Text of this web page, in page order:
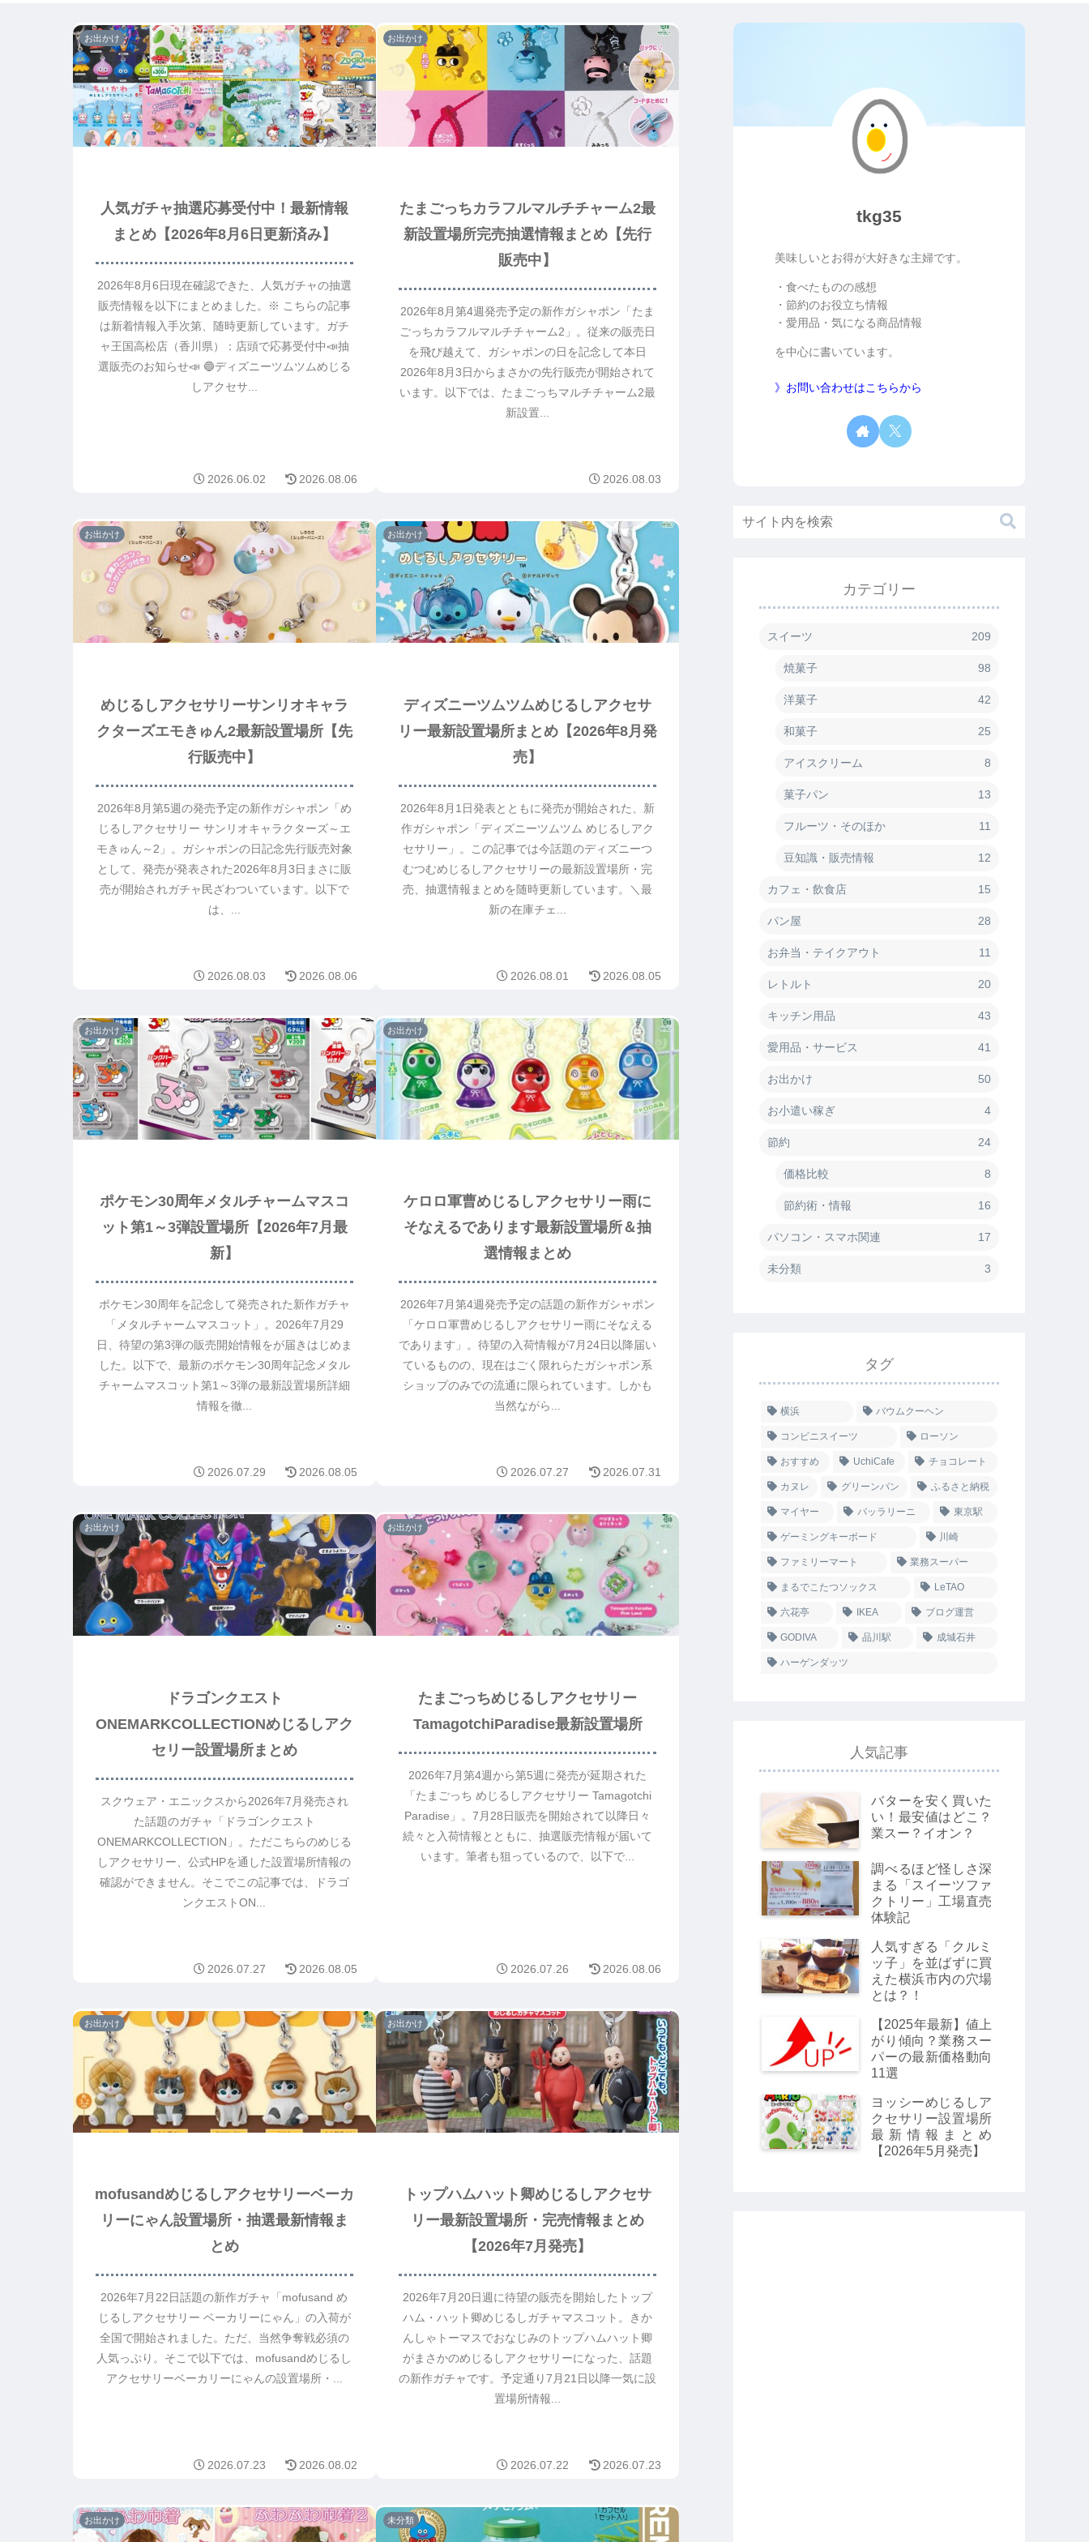
お出かけ
人気ガチャ抽選応募受付中！最新情報
まとめ【2026年8月6日更新済み】
2026年8月6日現在確認できた、人気ガチャの抽選
販売情報を以下にまとめました。※ こちらの記事
は新着情報入手次第、随時更新しています。ガチ
ャ王国高松店（香川県）：店頭で応募受付中📣抽
選販売のお知らせ📣 🔵ディズニーツムツムめじる
しアクセサ...
2026.06.02 2026.08.06
お出かけ
たまごっちカラフルマルチチャーム2最
新設置場所完売抽選情報まとめ【先行
販売中】
2026年8月第4週発売予定の新作ガシャポン「たま
ごっちカラフルマルチチャーム2」。従来の販売日
を飛び越えて、ガシャポンの日を記念して本日
2026年8月3日からまさかの先行販売が開始されて
います。以下では、たまごっちマルチチャーム2最
新設置...
2026.08.03
お出かけ
めじるしアクセサリーサンリオキャラ
クターズエモきゅん2最新設置場所【先
行販売中】
2026年8月第5週の発売予定の新作ガシャポン「め
じるしアクセサリー サンリオキャラクターズ～エ
モきゅん～2」。ガシャポンの日記念先行販売対象
として、発売が発表された2026年8月3日まさに販
売が開始されガチャ民ざわついています。以下で
は、...
2026.08.03 2026.08.06
お出かけ
ディズニーツムツムめじるしアクセサ
リー最新設置場所まとめ【2026年8月発
売】
2026年8月1日発表とともに発売が開始された、新
作ガシャポン「ディズニーツムツム めじるしアク
セサリー」。この記事では今話題のディズニーつ
むつむめじるしアクセサリーの最新設置場所・完
売、抽選情報まとめを随時更新しています。＼最
新の在庫チェ...
2026.08.01 2026.08.05
お出かけ
ポケモン30周年メタルチャームマスコ
ット第1～3弾設置場所【2026年7月最
新】
ポケモン30周年を記念して発売された新作ガチャ
「メタルチャームマスコット」。2026年7月29
日、待望の第3弾の販売開始情報をが届きはじめま
した。以下で、最新のポケモン30周年記念メタル
チャームマスコット第1～3弾の最新設置場所詳細
情報を徹...
2026.07.29 2026.08.05
お出かけ
ケロロ軍曹めじるしアクセサリー雨に
そなえるであります最新設置場所＆抽
選情報まとめ
2026年7月第4週発売予定の話題の新作ガシャポン
「ケロロ軍曹めじるしアクセサリー雨にそなえる
であります」。待望の入荷情報が7月24日以降届い
ているものの、現在はごく限れらたガシャポン系
ショップのみでの流通に限られています。しかも
当然ながら...
2026.07.27 2026.07.31
お出かけ
ドラゴンクエスト
ONEMARKCOLLECTIONめじるしアク
セリー設置場所まとめ
スクウェア・エニックスから2026年7月発売され
た話題のガチャ「ドラゴンクエスト
ONEMARKCOLLECTION」。ただこちらのめじる
しアクセサリー、公式HPを通した設置場所情報の
確認ができません。そこでこの記事では、ドラゴ
ンクエストON...
2026.07.27 2026.08.05
お出かけ
たまごっちめじるしアクセサリー
TamagotchiParadise最新設置場所
2026年7月第4週から第5週に発売が延期された
「たまごっち めじるしアクセサリー Tamagotchi
Paradise」。7月28日販売を開始されて以降日々
続々と入荷情報とともに、抽選販売情報が届いて
います。筆者も狙っているので、以下で...
2026.07.26 2026.08.06
お出かけ
mofusandめじるしアクセサリーベーカ
リーにゃん設置場所・抽選最新情報ま
とめ
2026年7月22日話題の新作ガチャ「mofusand め
じるしアクセサリー ベーカリーにゃん」の入荷が
全国で開始されました。ただ、当然争奪戦必須の
人気っぷり。そこで以下では、mofusandめじるし
アクセサリーベーカリーにゃんの設置場所・...
2026.07.23 2026.08.02
お出かけ
トップハムハット卿めじるしアクセサ
リー最新設置場所・完売情報まとめ
【2026年7月発売】
2026年7月20日週に待望の販売を開始したトップ
ハム・ハット卿めじるしガチャマスコット。きか
んしゃトーマスでおなじみのトップハムハット卿
がまさかのめじるしアクセサリーになった、話題
の新作ガチャです。予定通り7月21日以降一気に設
置場所情報...
2026.07.22 2026.07.23
お出かけ 未分類
tkg35
美味しいとお得が大好きな主婦です。
・食べたものの感想
・節約のお役立ち情報
・愛用品・気になる商品情報
を中心に書いています。
》お問い合わせはこちらから
カテゴリー
スイーツ 209
焼菓子 98
洋菓子 42
和菓子 25
アイスクリーム 8
菓子パン 13
フルーツ・そのほか 11
豆知識・販売情報 12
カフェ・飲食店 15
パン屋 28
お弁当・テイクアウト 11
レトルト 20
キッチン用品 43
愛用品・サービス 41
お出かけ 50
お小遣い稼ぎ 4
節約 24
価格比較 8
節約術・情報 16
パソコン・スマホ関連 17
未分類 3
タグ
横浜 バウムクーヘン
コンビニスイーツ ローソン
おすすめ UchiCafe チョコレート
カヌレ グリーンパン ふるさと納税
マイヤー バッラリーニ 東京駅
ゲーミングキーボード 川崎
ファミリーマート 業務スーパー
まるでこたつソックス LeTAO
六花亭 IKEA ブログ運営
GODIVA 品川駅 成城石井
ハーゲンダッツ
人気記事
バターを安く買いた
い！最安値はどこ？
業スー？イオン？
調べるほど怪しさ深
まる「スイーツファ
クトリー」工場直売
体験記
人気すぎる「クルミ
ッ子」を並ばずに買
えた横浜市内の穴場
とは？！
【2025年最新】値上
がり傾向？業務スー
パーの最新価格動向
11選
ヨッシーめじるしア
クセサリー設置場所
最新情報まとめ
【2026年5月発売】